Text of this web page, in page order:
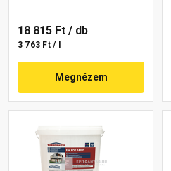
18 815 Ft / db
3 763 Ft / l
Megnézem